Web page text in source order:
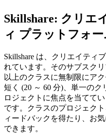
Skillshare: クリエ
ィ プラットフォー
Skillshare は、クリエイティ
れています。そのサブスク
以上のクラスに無制限にア
短く (20 ～ 60 分)、単一の
ロジェクトに焦点を当てて
です。クラスのプロジェク
ィードバックを得たり、お
できます。